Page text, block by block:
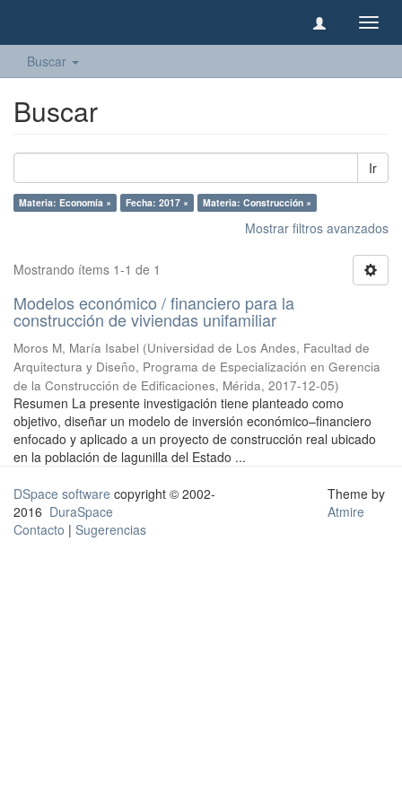
Buscar
Buscar
Ir
Materia: Economía × Fecha: 2017 × Materia: Construcción ×
Mostrar filtros avanzados
Mostrando ítems 1-1 de 1
Modelos económico / financiero para la
construcción de viviendas unifamiliar
Moros M, María Isabel (Universidad de Los Andes, Facultad de
Arquitectura y Diseño, Programa de Especialización en Gerencia
de la Construcción de Edificaciones, Mérida, 2017-12-05)
Resumen La presente investigación tiene planteado como
objetivo, diseñar un modelo de inversión económico–financiero
enfocado y aplicado a un proyecto de construcción real ubicado
en la población de lagunilla del Estado ...
DSpace software copyright © 2002-
2016 DuraSpace
Contacto | Sugerencias
Theme by
Atmire